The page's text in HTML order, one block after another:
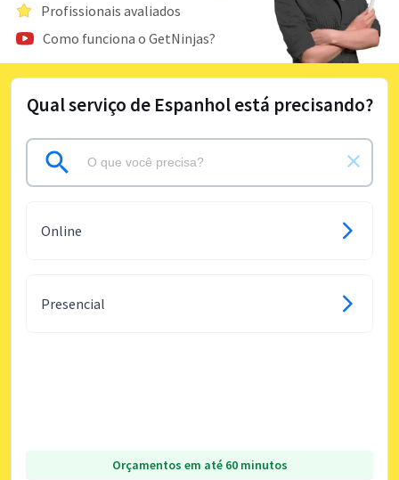
Profissionais avaliados
Como funciona o GetNinjas?
Qual serviço de Espanhol está precisando?
Online
Presencial
Orçamentos em até 60 minutos